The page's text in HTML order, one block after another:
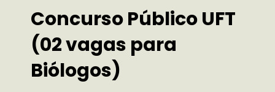
k a
m
Concurso Público UFT
(02 vagas para
Biólogos)